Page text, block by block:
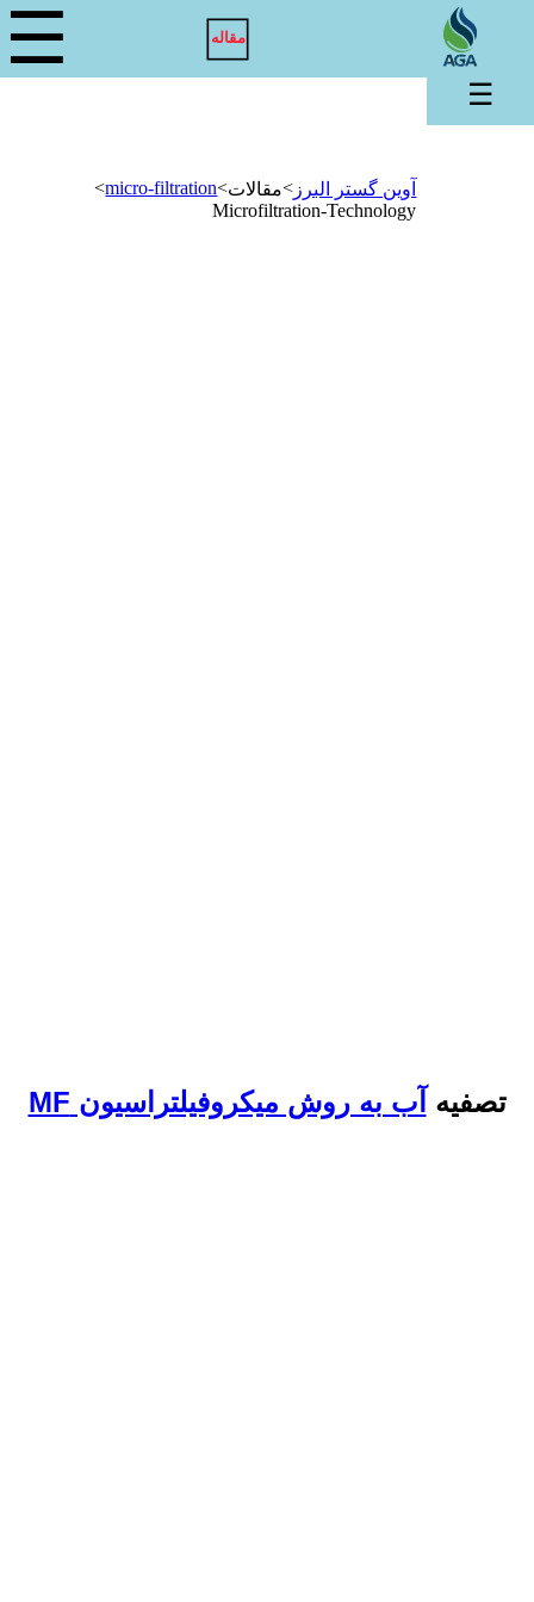
مقاله ☰
تصفیه آب به روش میکروفیلتراسیون MF
آوین گستر البرز >مقالات>
micro-filtration
>
Microfiltration-Technology
☰